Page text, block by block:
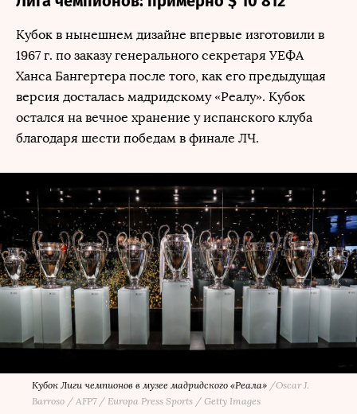
Кубок в нынешнем дизайне впервые изготовили в
1967 г. по заказу генерального секретаря УЕФА
Ханса Бангертера после того, как его предыдущая
версия досталась мадридскому «Реалу». Кубок
остался на вечное хранение у испанского клуба
благодаря шести победам в финале ЛЧ.
Кубок Лиги чемпионов в музее мадридского «Реала» /Oscar J.
Barroso / AFP7 / Europa Press Sports / Getty Images